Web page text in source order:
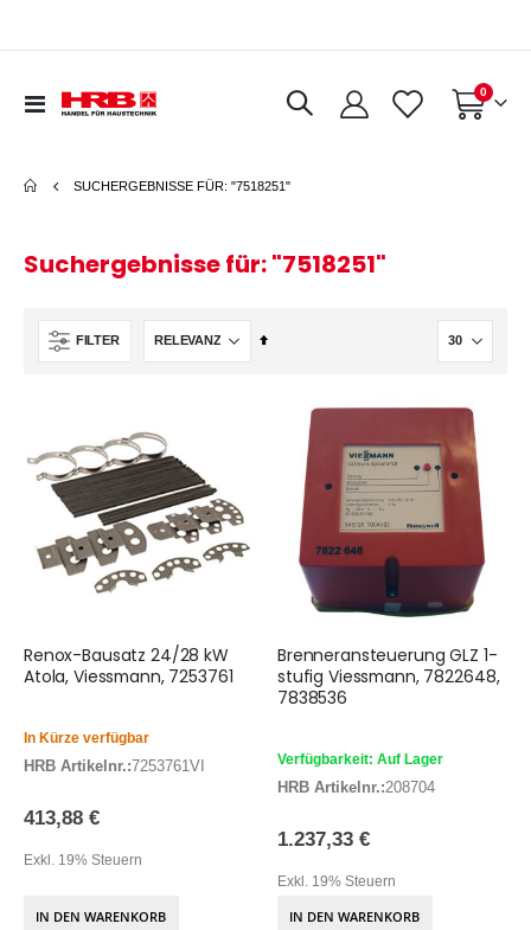
Navigation
Warenkorb
0Artikel
SUCHERGEBNISSE FÜR: "7518251"
Suchergebnisse für: "7518251"
FILTER
In
Renox-Bausatz 24/28 kW
Atola, Viessmann, 7253761
In Kürze verfügbar
HRB Artikelnr.:7253761VI
413,88 €
Exkl. 19% Steuern
IN DEN WARENKORB
Brenneransteuerung GLZ 1-
stufig Viessmann, 7822648,
7838536
Verfügbarkeit: Auf Lager
HRB Artikelnr.:208704
1.237,33 €
Exkl. 19% Steuern
IN DEN WARENKORB